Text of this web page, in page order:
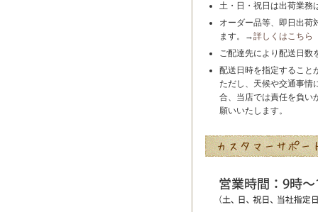
土・日・祝日は出荷業務
オーダー品等、即日出荷
ます。→詳しくはこちら
ご配達先により配送日数
配送日時を指定すること
ただし、天候や交通事情
合、当店では責任を負い
願いいたします。